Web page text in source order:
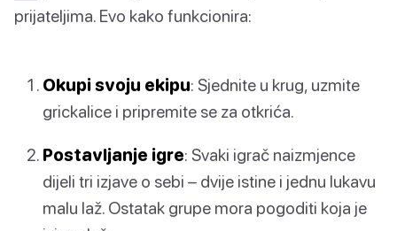
prijateljima. Evo kako funkcionira:
Okupi svoju ekipu: Sjednite u krug, uzmite
grickalice i pripremite se za otkrića.
Postavljanje igre: Svaki igrač naizmjence
dijeli tri izjave o sebi – dvije istine i jednu lukavu
malu laž. Ostatak grupe mora pogoditi koja je